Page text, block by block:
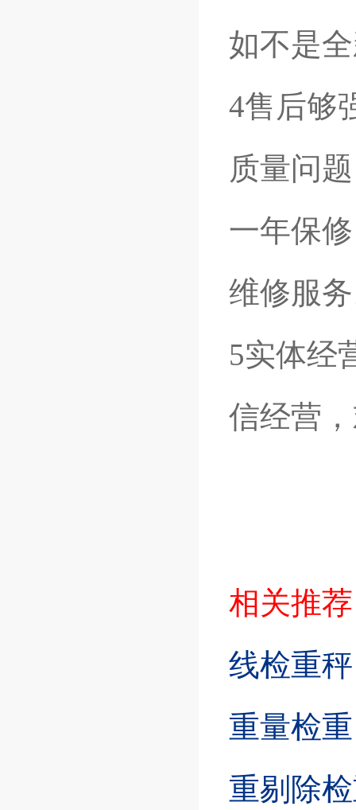
如不是
4售后够
质量问
一年保
维修服
5实体经
信经营
相关推荐
线检重秤
重量检重
重剔除